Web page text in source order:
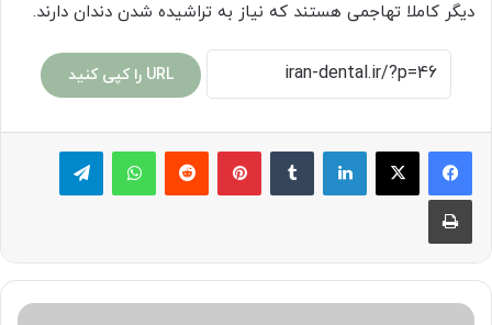
دیگر کاملا تهاجمی هستند که نیاز به تراشیده شدن دندان دارند.
URL را کپی کنید
لینکدین ‫تامبلر پینترست‫رددیت واتس آپ تلگرام
چاپ
لیزر